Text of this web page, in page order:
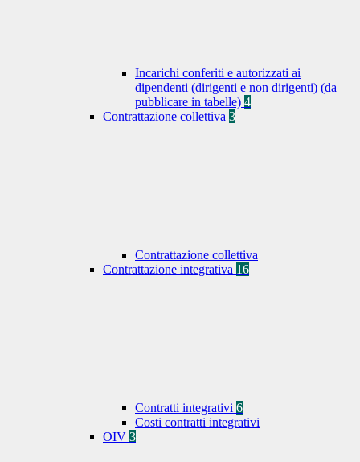
Incarichi conferiti e autorizzati ai
dipendenti (dirigenti e non dirigenti) (da
pubblicare in tabelle) 4
Contrattazione collettiva 3
Contrattazione collettiva
Contrattazione integrativa 16
Contratti integrativi 6
Costi contratti integrativi
OIV 3